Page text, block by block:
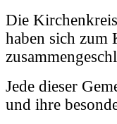
Die
haben sich
Jede dieser
und ihre